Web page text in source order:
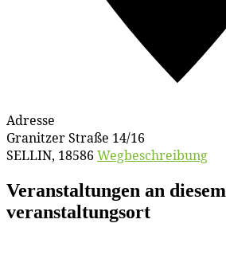
Adresse
Granitzer Straße 14/16
SELLIN, 18586 Wegbeschreibung
Veranstaltungen an diesem
veranstaltungsort